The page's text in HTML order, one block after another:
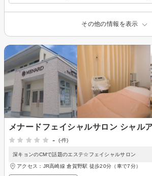
その他の情報を表示
メナードフェイシャルサロン シャル
-
(-件)
深キョンのCMで話題のエステ☆フェイシャルサロン
アクセス：JR高崎線 倉賀野駅 徒歩20分（車で7分）